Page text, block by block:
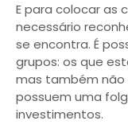
E para colocar as
necessário
se encontra. É
grupos: os que
mas também não
possuem uma
investimentos.